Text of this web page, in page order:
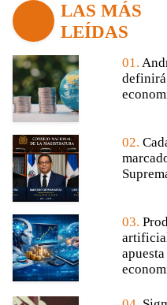
LAS MÁS
LEÍDAS
01.
definirá
02.
03.